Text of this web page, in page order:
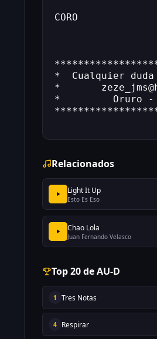
CORO
*  Cualquier
*
*         Oruro
Relacionados
Light It Up
Esto Es Eso
Chao Lola
Juan Fernando Velasco
Top 20 de AU-D
1 Tres Notas
4 Respirar